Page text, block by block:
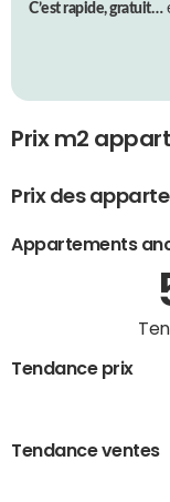
C’est rapide, gratuit…
Prix m2
Prix des
Appartements
Tendance prix
Tendance ventes